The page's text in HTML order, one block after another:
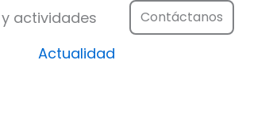
actividades Abrir Secciones y
Actualidad
Contáctanos